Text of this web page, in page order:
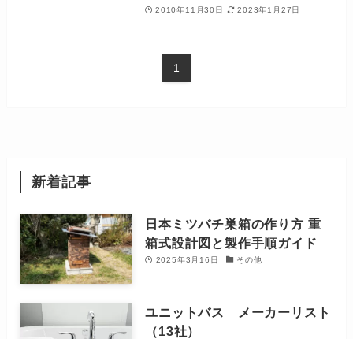
2010年11月30日 2023年1月27日
1
新着記事
日本ミツバチ巣箱の作り方 重
箱式設計図と製作手順ガイド
2025年3月16日 その他
ユニットバス メーカーリスト
（13社）